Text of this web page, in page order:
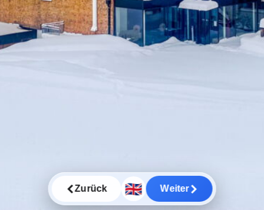
Zurück 🇬🇧 Weiter